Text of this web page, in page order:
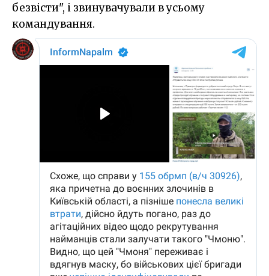
безвісти", і звинувачували в усьому
командування.